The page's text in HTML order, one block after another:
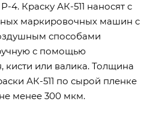
4. Краску АК-511 наносят с
маркировочных машин с
способами
с помощью
кисти или валика. Толщина
АК-511 по сырой пленке
менее 300 мкм.